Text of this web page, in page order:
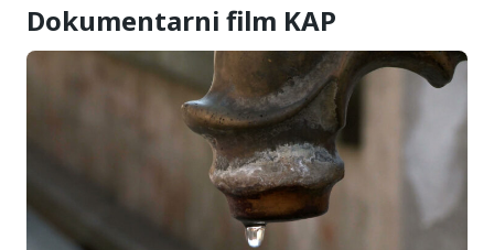
Dokumentarni film KAP